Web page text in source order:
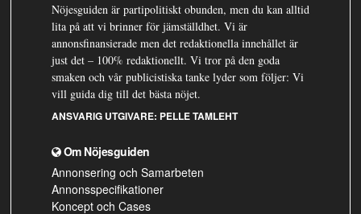
Nöjesguiden är partipolitiskt obunden, men du kan alltid
lita på att vi brinner för jämställdhet. Vi är
annonsfinansierade men det redaktionella innehållet är
just det – 100% redaktionellt. Vi tror på den goda
smaken och vår publicistiska tanke lyder som följer: Vi
vill guida dig till det bästa nöjet.
ANSVARIG UTGIVARE: PELLE TAMLEHT
Om Nöjesguiden
Annonsering och Samarbeten
Annonsspecifikationer
Koncept och Cases